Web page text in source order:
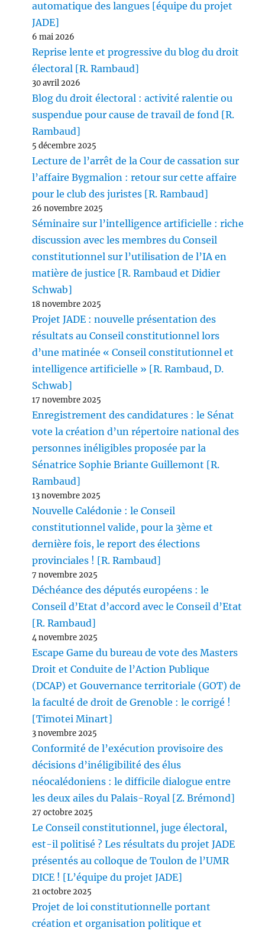
automatique des langues [équipe du projet
JADE]
6 mai 2026
Reprise lente et progressive du blog du droit
électoral [R. Rambaud]
30 avril 2026
Blog du droit électoral : activité ralentie ou
suspendue pour cause de travail de fond [R.
Rambaud]
5 décembre 2025
Lecture de l’arrêt de la Cour de cassation sur
l’affaire Bygmalion : retour sur cette affaire
pour le club des juristes [R. Rambaud]
26 novembre 2025
Séminaire sur l’intelligence artificielle : riche
discussion avec les membres du Conseil
constitutionnel sur l’utilisation de l’IA en
matière de justice [R. Rambaud et Didier
Schwab]
18 novembre 2025
Projet JADE : nouvelle présentation des
résultats au Conseil constitutionnel lors
d’une matinée « Conseil constitutionnel et
intelligence artificielle » [R. Rambaud, D.
Schwab]
17 novembre 2025
Enregistrement des candidatures : le Sénat
vote la création d’un répertoire national des
personnes inéligibles proposée par la
Sénatrice Sophie Briante Guillemont [R.
Rambaud]
13 novembre 2025
Nouvelle Calédonie : le Conseil
constitutionnel valide, pour la 3ème et
dernière fois, le report des élections
provinciales ! [R. Rambaud]
7 novembre 2025
Déchéance des députés européens : le
Conseil d’Etat d’accord avec le Conseil d’Etat
[R. Rambaud]
4 novembre 2025
Escape Game du bureau de vote des Masters
Droit et Conduite de l’Action Publique
(DCAP) et Gouvernance territoriale (GOT) de
la faculté de droit de Grenoble : le corrigé !
[Timotei Minart]
3 novembre 2025
Conformité de l’exécution provisoire des
décisions d’inéligibilité des élus
néocalédoniens : le difficile dialogue entre
les deux ailes du Palais-Royal [Z. Brémond]
27 octobre 2025
Le Conseil constitutionnel, juge électoral,
est-il politisé ? Les résultats du projet JADE
présentés au colloque de Toulon de l’UMR
DICE ! [L’équipe du projet JADE]
21 octobre 2025
Projet de loi constitutionnelle portant
création et organisation politique et